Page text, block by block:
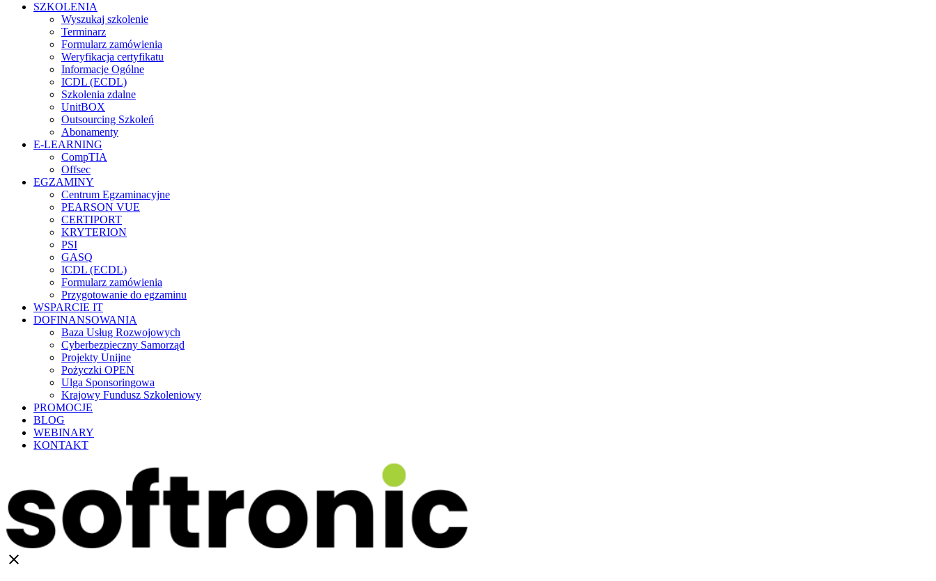
SZKOLENIA
Wyszukaj szkolenie
Terminarz
Formularz zamówienia
Weryfikacja certyfikatu
Informacje Ogólne
ICDL (ECDL)
Szkolenia zdalne
UnitBOX
Outsourcing Szkoleń
Abonamenty
E-LEARNING
CompTIA
Offsec
EGZAMINY
Centrum Egzaminacyjne
PEARSON VUE
CERTIPORT
KRYTERION
PSI
GASQ
ICDL (ECDL)
Formularz zamówienia
Przygotowanie do egzaminu
WSPARCIE IT
DOFINANSOWANIA
Baza Usług Rozwojowych
Cyberbezpieczny Samorząd
Projekty Unijne
Pożyczki OPEN
Ulga Sponsoringowa
Krajowy Fundusz Szkoleniowy
PROMOCJE
BLOG
WEBINARY
KONTAKT
clear